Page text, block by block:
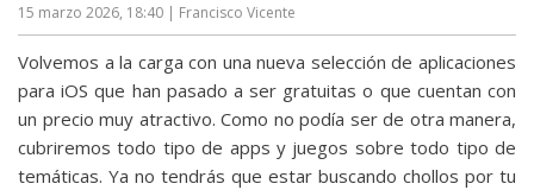
Publicidad
/
Cambiar
opciones
de
privacidad
15 marzo 2026, 18:40 | Francisco Vicente
Volvemos a la carga con una nueva selección de aplicaciones
para iOS que han pasado a ser gratuitas o que cuentan con
un precio muy atractivo. Como no podía ser de otra manera,
cubriremos todo tipo de apps y juegos sobre todo tipo de
temáticas. Ya no tendrás que estar buscando chollos por tu